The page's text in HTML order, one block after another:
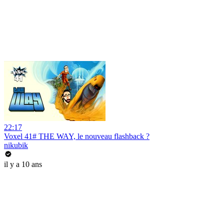
22:17
Voxel 41# THE WAY, le nouveau flashback ?
nikubik
il y a 10 ans